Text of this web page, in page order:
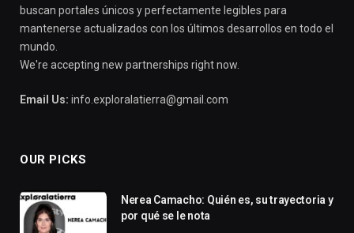
buscan portales únicos y perfectamente legibles para
mantenerse actualizados con los últimos desarrollos en todo el
mundo.
We're accepting new partnerships right now.
Email Us: info.exploralatierra@gmail.com
OUR PICKS
Nerea Camacho: Quién es, su trayectoria y
por qué se le nota